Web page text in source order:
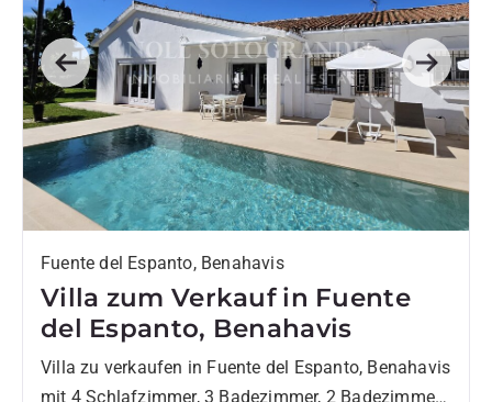
Previous Next
Fuente del Espanto, Benahavis
Villa zum Verkauf in Fuente
del Espanto, Benahavis
Villa zu verkaufen in Fuente del Espanto, Benahavis
mit 4 Schlafzimmer, 3 Badezimmer, 2 Badezimmer